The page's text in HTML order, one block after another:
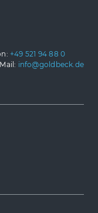
+49 521 94 88 0
info@goldbeck.de